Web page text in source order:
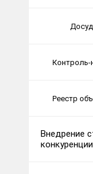
Контроль-
Реестр
Внедрение
конкуренции